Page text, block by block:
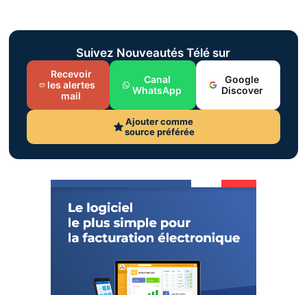
Suivez Nouveautés Télé sur
Recevoir
les alertes
mail
Canal
WhatsApp
Google
Discover
Ajouter comme
source préférée